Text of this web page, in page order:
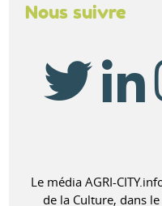
Nous suivre
Le média AGRI-
de la Culture, dans